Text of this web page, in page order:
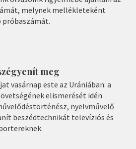
melynek mellékleteként
meg
vasárnap este az Urániában: a
elismerését idén
nyelvművelő
beszédtechnikát televíziós és